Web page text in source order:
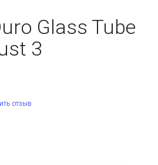
Glass Tube
3
отзыв